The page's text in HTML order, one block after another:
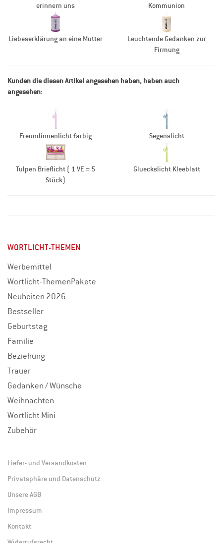
erinnern uns
Kommunion
Liebeserklärung an eine Mutter
Leuchtende Gedanken zur
Firmung
Kunden die diesen Artikel angesehen haben, haben auch
angesehen:
Freundinnenlicht farbig Segenslicht
Tulpen Brieflicht ( 1 VE = 5
Stück)
Glueckslicht Kleeblatt
WORTLICHT-THEMEN
Werbemittel
Wortlicht-ThemenPakete
Neuheiten 2026
Bestseller
Geburtstag
Familie
Beziehung
Trauer
Gedanken / Wünsche
Weihnachten
Wortlicht Mini
Zubehör
Liefer- und Versandkosten
Privatsphäre und Datenschutz
Unsere AGB
Impressum
Kontakt